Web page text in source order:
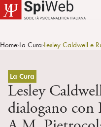
Home>La Cura>Lesley Caldwell e
La Cura
Lesley
dialogano con